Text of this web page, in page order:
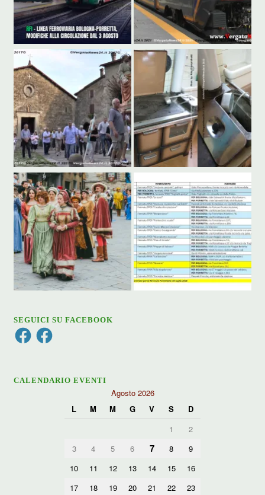
SEGUICI SU FACEBOOK
FacebookFacebook
CALENDARIO EVENTI
Agosto 2026
L
M M G V S
D
1
2
3
4 5 6 7 8
9
10
11 12 13 14 15
16
17
18 19 20 21 22
23